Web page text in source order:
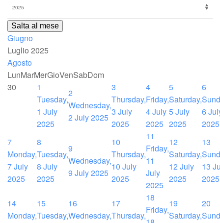
Salta al mese
Giugno
Luglio 2025
Agosto
LunMarMerGioVenSabDom
30
1
Tuesday,
1 July
2025
2
Wednesday,
2 July 2025
3
Thursday,
3 July
2025
4
Friday,
4 July
2025
5
Saturday,
5 July
2025
6
6
2025
7
Monday,
7 July
2025
8
Tuesday,
8 July
2025
9
Wednesday,
9 July 2025
10
Thursday,
10 July
2025
11
Friday,
11
July
2025
12
Saturday,
12 July
2025
13
13
2025
14
Monday,
15
Tuesday,
16
Wednesday,
17
Thursday,
18
Friday,
19
Saturday,
20